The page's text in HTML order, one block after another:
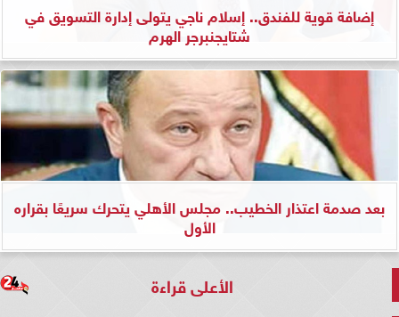
إضافة قوية للفندق.. إسلام ناجي يتولى إدارة التسويق في
شتايجنبرجر الهرم
بعد صدمة اعتذار الخطيب.. مجلس الأهلي يتحرك سريعًا بقراره
الأول
الأعلى قراءة